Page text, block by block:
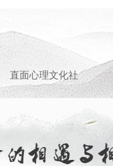
直面心理文化社